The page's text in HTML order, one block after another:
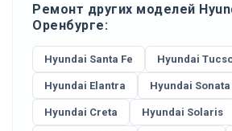
Ремонт других моделей
Оренбурге:
Hyundai Santa Fe Hyundai
Hyundai Elantra Hyundai Sonata
Hyundai Creta Hyundai Solaris